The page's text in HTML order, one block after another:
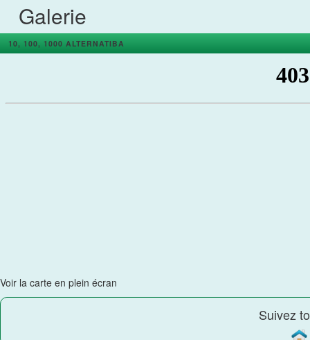
Galerie
10, 100, 1000 ALTERNATIBA
Voir la carte en plein écran
Suivez